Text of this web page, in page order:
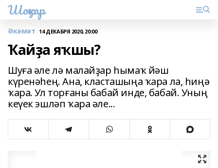
Шоңҡар
Әкәмәт 14 ДЕКАБРЯ 2020, 20:00
Ҡайҙа яҡшы?
Шуға әле лә малайҙар һымаҡ йәш
күренәһең. Ана, класташыңа ҡара ла, һиңә
ҡара. Ул торғаны бабай инде, бабай. Уның
кеүек эшләп ҡара әле...